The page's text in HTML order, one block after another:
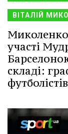
ВІТАЛІЙ
Миколенко
участі
складі: